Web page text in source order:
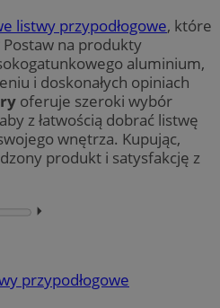
listwy przypodłogowe, które
na produkty
aluminium,
i doskonałych opiniach
oferuje szeroki wybór
z łatwością dobrać listwę
wnętrza. Kupując,
produkt i satysfakcję z
⏵︎
przypodłogowe